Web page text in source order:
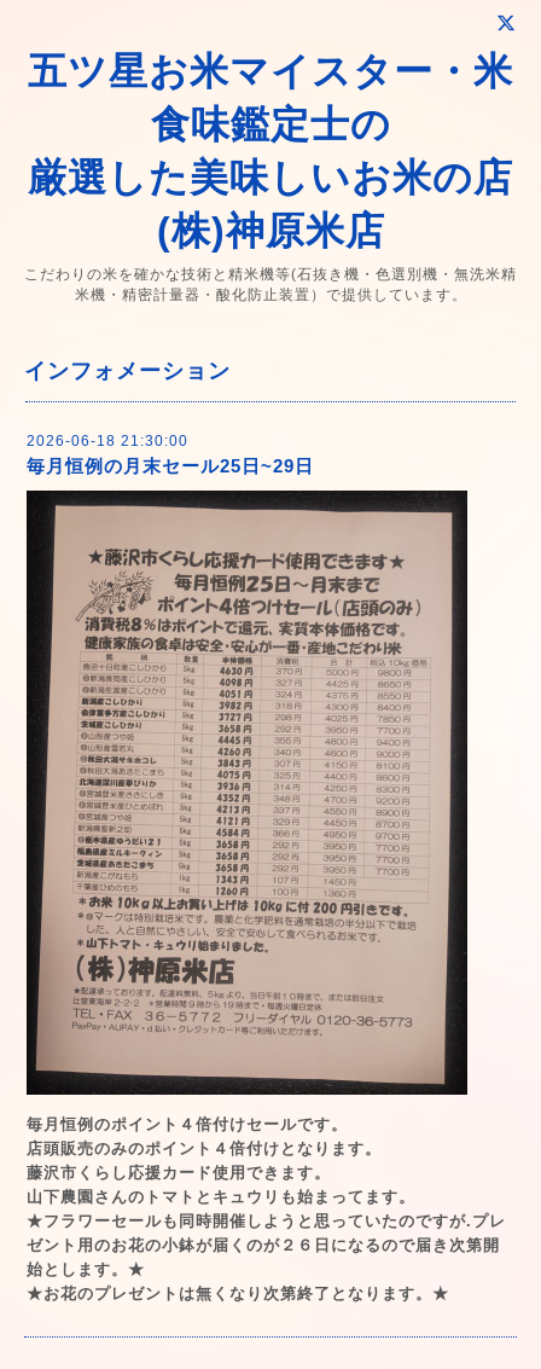
五ツ星お米マイスター・米
食味鑑定士の
厳選した美味しいお米の店
(株)神原米店
こだわりの米を確かな技術と精米機等(石抜き機・色選別機・無洗米精
米機・精密計量器・酸化防止装置）で提供しています。
インフォメーション
2026-06-18 21:30:00
毎月恒例の月末セール25日~29日
毎月恒例のポイント４倍付けセールです。
店頭販売のみのポイント４倍付けとなります。
藤沢市くらし応援カード使用できます。
山下農園さんのトマトとキュウリも始まってます。
★フラワーセールも同時開催しようと思っていたのですが.プレ
ゼント用のお花の小鉢が届くのが２６日になるので届き次第開
始とします。★
★お花のプレゼントは無くなり次第終了となります。★